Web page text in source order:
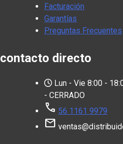
Facturación
Garantías
Preguntas Frecuentes
contacto directo
Lun - Vie 8:00 -
- CERRADO
call 56 1161 9979
mail